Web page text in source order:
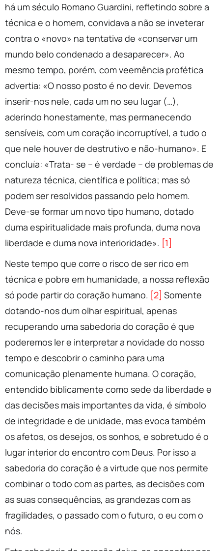
há um século Romano Guardini, refletindo sobre a
técnica e o homem, convidava a não se inveterar
contra o «novo» na tentativa de «conservar um
mundo belo condenado a desaparecer». Ao
mesmo tempo, porém, com veemência profética
advertia: «O nosso posto é no devir. Devemos
inserir-nos nele, cada um no seu lugar (…),
aderindo honestamente, mas permanecendo
sensíveis, com um coração incorruptível, a tudo o
que nele houver de destrutivo e não-humano». E
concluía: «Trata- se – é verdade – de problemas de
natureza técnica, científica e política; mas só
podem ser resolvidos passando pelo homem.
Deve-se formar um novo tipo humano, dotado
duma espiritualidade mais profunda, duma nova
liberdade e duma nova interioridade». [1]
Neste tempo que corre o risco de ser rico em
técnica e pobre em humanidade, a nossa reflexão
só pode partir do coração humano. [2] Somente
dotando-nos dum olhar espiritual, apenas
recuperando uma sabedoria do coração é que
poderemos ler e interpretar a novidade do nosso
tempo e descobrir o caminho para uma
comunicação plenamente humana. O coração,
entendido biblicamente como sede da liberdade e
das decisões mais importantes da vida, é símbolo
de integridade e de unidade, mas evoca também
os afetos, os desejos, os sonhos, e sobretudo é o
lugar interior do encontro com Deus. Por isso a
sabedoria do coração é a virtude que nos permite
combinar o todo com as partes, as decisões com
as suas consequências, as grandezas com as
fragilidades, o passado com o futuro, o eu com o
nós.